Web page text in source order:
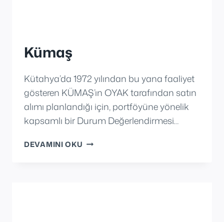
Kümaş
Kütahya’da 1972 yılından bu yana faaliyet
gösteren KÜMAŞ’ın OYAK tarafından satın
alımı planlandığı için, portföyüne yönelik
kapsamlı bir Durum Değerlendirmesi…
DEVAMINI OKU KÜMAŞ